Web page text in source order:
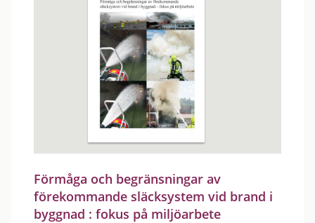
Förmåga och begränsningar av
förekommande släcksystem vid brand i
byggnad : fokus på miljöarbete